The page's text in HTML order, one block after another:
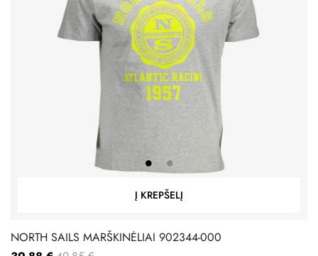
Į KREPŠELĮ
NORTH SAILS MARŠKINĖLIAI 902344-000